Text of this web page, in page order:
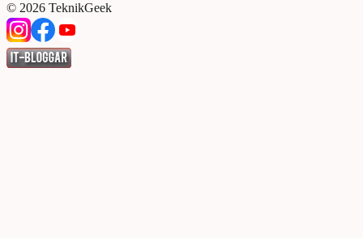
© 2026 TeknikGeek